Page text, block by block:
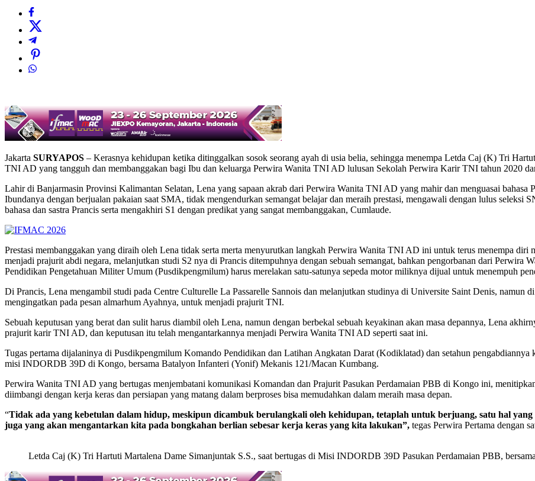
Jakarta SURYAPOS – Kerasnya kehidupan ketika ditinggalkan sosok seorang ayah di usia belia, sehingga menempa Letda Caj (K) Tri
TNI AD yang tangguh dan membanggakan bagi Ibu dan keluarga Perwira Wanita TNI AD lulusan Sekolah Perwira Karir TNI tahun 2020
Lahir di Banjarmasin Provinsi Kalimantan Selatan, Lena yang sapaan akrab dari Perwira Wanita TNI AD yang mahir dan menguasai bahasa
Ibundanya dengan berjualan pakaian saat SMA, tidak mengendurkan semangat belajar dan meraih prestasi, mengawali dengan lulus
bahasa dan sastra Prancis serta mengakhiri S1 dengan predikat yang sangat membanggakan, Cumlaude.
Prestasi membanggakan yang diraih oleh Lena tidak serta merta menyurutkan langkah Perwira Wanita TNI AD ini untuk terus menempa diri
menjadi prajurit abdi negara, melanjutkan studi S2 nya di Prancis ditempuhnya dengan sebuah semangat, bahkan pengorbanan dari Perwira
Pendidikan Pengetahuan Militer Umum (Pusdikpengmilum) harus merelakan satu-satunya sepeda motor miliknya dijual untuk menempuh
Di Prancis, Lena mengambil studi pada Centre Culturelle La Passarelle Sannois dan melanjutkan studinya di Universite Saint Denis, namun
mengingatkan pada pesan almarhum Ayahnya, untuk menjadi prajurit TNI.
Sebuah keputusan yang berat dan sulit harus diambil oleh Lena, namun dengan berbekal sebuah keyakinan akan masa depannya, Lena
prajurit karir TNI AD, dan keputusan itu telah mengantarkannya menjadi Perwira Wanita TNI AD seperti saat ini.
Tugas pertama dijalaninya di Pusdikpengmilum Komando Pendidikan dan Latihan Angkatan Darat (Kodiklatad) dan setahun
misi INDORDB 39D di Kongo, bersama Batalyon Infanteri (Yonif) Mekanis 121/Macan Kumbang.
Perwira Wanita TNI AD yang bertugas menjembatani komunikasi Komandan dan Prajurit Pasukan Perdamaian PBB di Kongo ini,
diimbangi dengan kerja keras dan persiapan yang matang dalam berproses bisa memudahkan dalam meraih masa depan.
“Tidak ada yang kebetulan dalam hidup, meskipun dicambuk berulangkali oleh kehidupan, tetaplah untuk berjuang, satu hal
juga yang akan mengantarkan kita pada bongkahan berlian sebesar kerja keras yang kita lakukan”, tegas Perwira Pertama dengan
Letda Caj (K) Tri Hartuti Martalena Dame Simanjuntak S.S., saat bertugas di Misi INDORDB 39D Pasukan Perdamaian PBB,